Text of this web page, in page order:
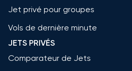
Jet privé pour groupes
Vols de dernière minute
JETS PRIVÉS
Comparateur de Jets